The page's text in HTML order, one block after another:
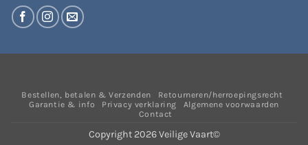
Bestellen, betalen & Verzenden
Retourneren/herroepingsrecht
Garantie & info
Privacy verklaring
Algemene voorwaarden
Contact
Copyright 2026 Veilige Vaart©